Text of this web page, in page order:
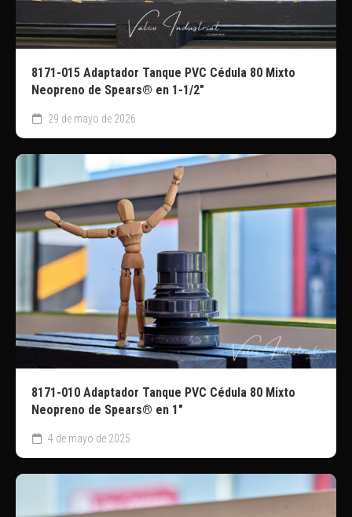
8171-015 Adaptador Tanque PVC Cédula 80 Mixto
Neopreno de Spears® en 1-1/2″
29 de mayo de 2026
8171-010 Adaptador Tanque PVC Cédula 80 Mixto
Neopreno de Spears® en 1″
4 de mayo de 2025